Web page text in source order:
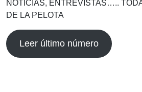
NOTICIAS, ENTREVISTAS…..
DE LA PELOTA
Leer último número